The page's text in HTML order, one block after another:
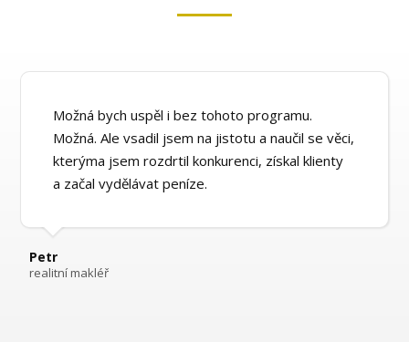
Možná bych uspěl i bez tohoto programu.
Možná. Ale vsadil jsem na jistotu a naučil se věci,
kterýma jsem rozdrtil konkurenci, získal klienty
a začal vydělávat peníze.
Petr
realitní makléř